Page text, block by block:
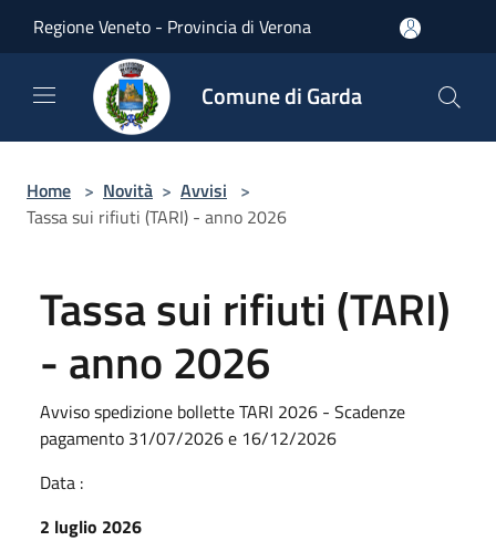
Regione Veneto - Provincia di Verona
Comune di Garda
Home > Novità > Avvisi >
Tassa sui rifiuti (TARI) - anno 2026
Tassa sui rifiuti (TARI)
- anno 2026
Avviso spedizione bollette TARI 2026 - Scadenze
pagamento 31/07/2026 e 16/12/2026
Data :
2 luglio 2026